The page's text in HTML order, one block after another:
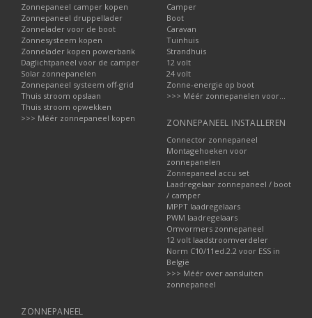
Zonnepaneel camper kopen
Zonnepaneel druppellader
Zonnelader voor de boot
Zonnesysteem kopen
Zonnelader kopen powerbank
Daglichtpaneel voor de camper
Solar zonnepanelen
Zonnepaneel systeem off-grid
Thuis stroom opslaan
Thuis stroom opwekken
>>> Méér zonnepaneel kopen
Camper
Boot
Caravan
Tuinhuis
Strandhuis
12 volt
24 volt
Zonne-energie op boot
>>> Méér zonnepanelen voor...
ZONNEPANEEL INSTALLEREN
Connector zonnepaneel
Montagehoeken voor
zonnepanelen
Zonnepaneel accu set
Laadregelaar zonnepaneel / boot
/ camper
MPPT laadregelaars
PWM laadregelaars
Omvormers zonnepaneel
12 volt laadstroomverdeler
Norm C10/11ed.2.2 voor ESS in
België
>>> Méér over aansluiten
zonnepaneel
ZONNEPANEEL